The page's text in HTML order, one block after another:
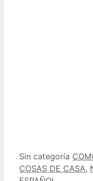
Categorías
Sin categoría
COSAS DE CASA,